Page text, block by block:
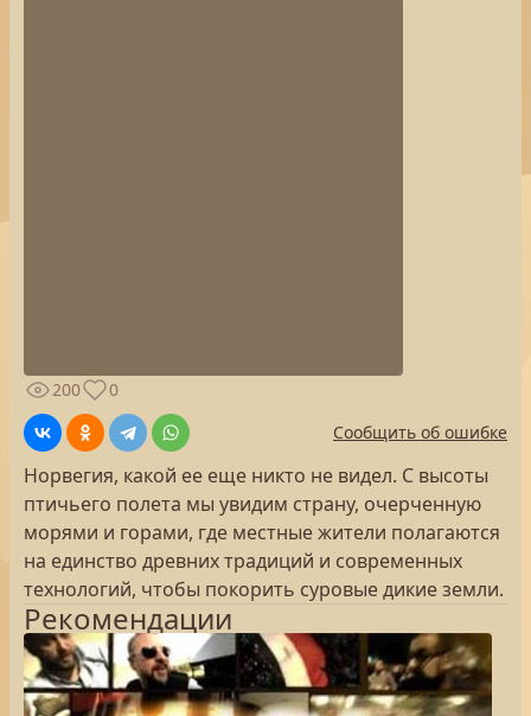
200
0
Сообщить об ошибке
Норвегия, какой ее еще никто не видел. С высоты
птичьего полета мы увидим страну, очерченную
морями и горами, где местные жители полагаются
на единство древних традиций и современных
технологий, чтобы покорить суровые дикие земли.
Рекомендации